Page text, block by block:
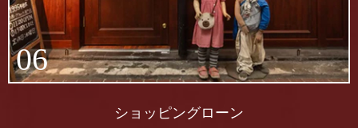
06
ショッピングローン